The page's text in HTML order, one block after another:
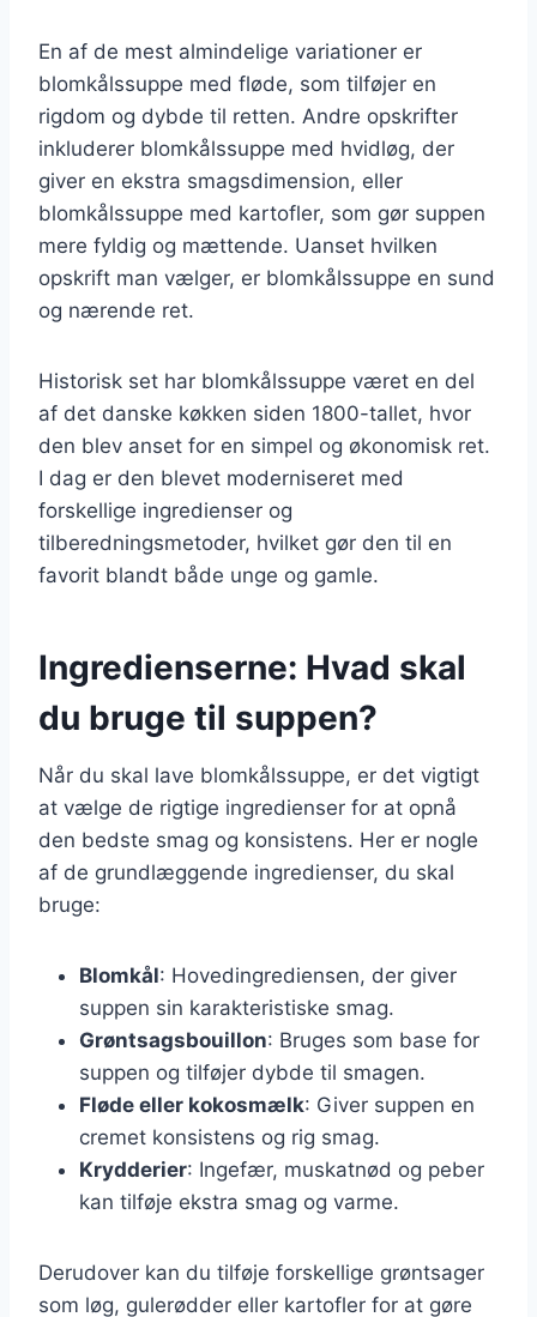
En af de mest almindelige variationer er
blomkålssuppe med fløde, som tilføjer en
rigdom og dybde til retten. Andre opskrifter
inkluderer blomkålssuppe med hvidløg, der
giver en ekstra smagsdimension, eller
blomkålssuppe med kartofler, som gør suppen
mere fyldig og mættende. Uanset hvilken
opskrift man vælger, er blomkålssuppe en sund
og nærende ret.
Historisk set har blomkålssuppe været en del
af det danske køkken siden 1800-tallet, hvor
den blev anset for en simpel og økonomisk ret.
I dag er den blevet moderniseret med
forskellige ingredienser og
tilberedningsmetoder, hvilket gør den til en
favorit blandt både unge og gamle.
Ingredienserne: Hvad skal
du bruge til suppen?
Når du skal lave blomkålssuppe, er det vigtigt
at vælge de rigtige ingredienser for at opnå
den bedste smag og konsistens. Her er nogle
af de grundlæggende ingredienser, du skal
bruge:
Blomkål: Hovedingrediensen, der giver
suppen sin karakteristiske smag.
Grøntsagsbouillon: Bruges som base for
suppen og tilføjer dybde til smagen.
Fløde eller kokosmælk: Giver suppen en
cremet konsistens og rig smag.
Krydderier: Ingefær, muskatnød og peber
kan tilføje ekstra smag og varme.
Derudover kan du tilføje forskellige grøntsager
som løg, gulerødder eller kartofler for at gøre